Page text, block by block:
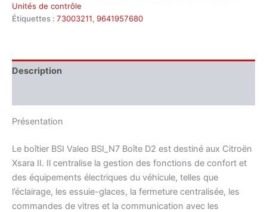
Unités de contrôle
Étiquettes : 73003211, 9641957680
Description
Présentation
Le boîtier BSI Valeo BSI_N7 Boîte D2 est destiné aux Citroën
Xsara II. Il centralise la gestion des fonctions de confort et
des équipements électriques du véhicule, telles que
l’éclairage, les essuie-glaces, la fermeture centralisée, les
commandes de vitres et la communication avec les